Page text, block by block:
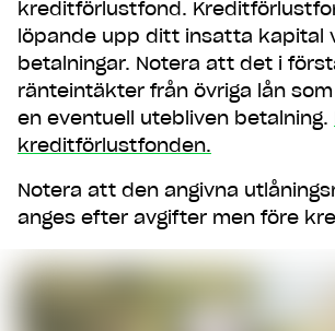
kreditförlustfond.
löpande upp ditt insatta kapital
betalningar. Notera att det i
ränteintäkter från övriga lån
en eventuell utebliven betalning.
kreditförlustfonden.
Notera att den angivna
anges efter avgifter men före